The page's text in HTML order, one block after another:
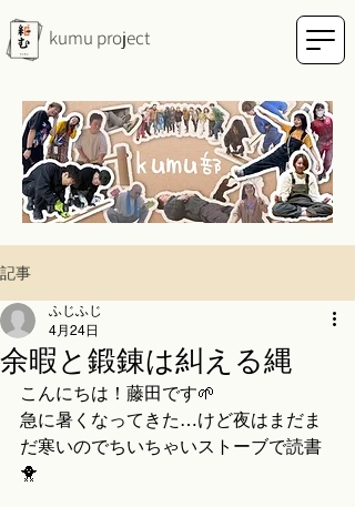
kumu project
記事
余暇と鍛錬は糾える縄
ふじふじ
4月24日
こんにちは！藤田です🌱
急に暑くなってきた…けど夜はまだま
だ寒いのでちいちゃいストーブで読書
🐥